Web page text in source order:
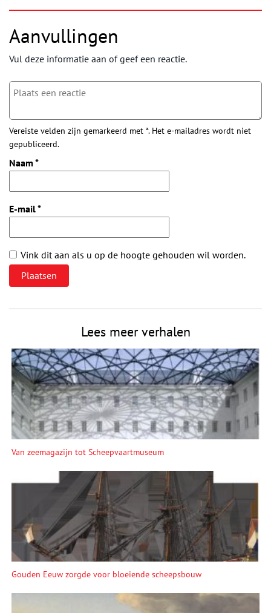
Aanvullingen
Vul deze informatie aan of geef een reactie.
Vereiste velden zijn gemarkeerd met *. Het e-mailadres wordt niet
gepubliceerd.
Naam *
E-mail*
Vink dit aan als u op de hoogte gehouden wil worden.
Lees meer verhalen
Van zeemagazijn tot Scheepvaartmuseum
Gouden Eeuw zorgde voor bloeiende scheepsbouw